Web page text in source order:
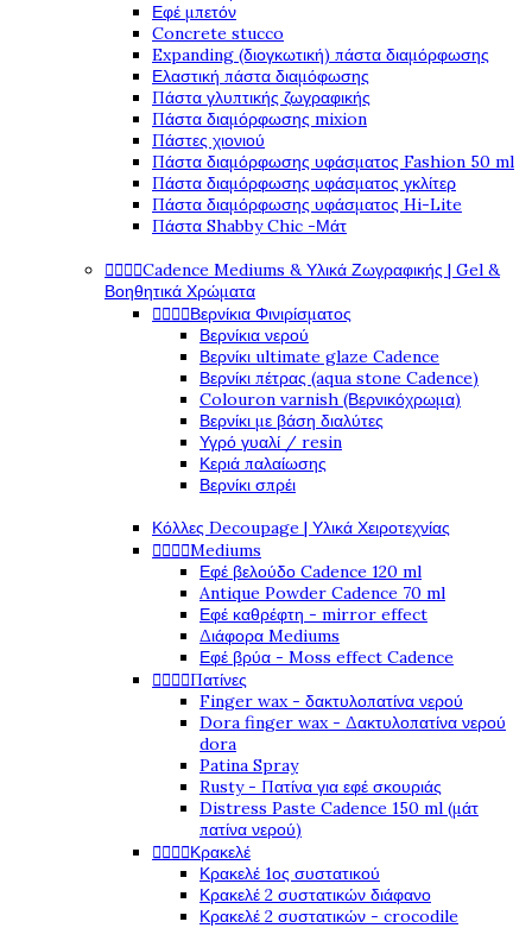
Εφέ μπετόν
Concrete stucco
Expanding (διογκωτική) πάστα διαμόρφωσης
Ελαστική πάστα διαμόφωσης
Πάστα γλυπτικής ζωγραφικής
Πάστα διαμόρφωσης mixion
Πάστες χιονιού
Πάστα διαμόρφωσης υφάσματος Fashion 50 ml
Πάστα διαμόρφωσης υφάσματος γκλίτερ
Πάστα διαμόρφωσης υφάσματος Hi-Lite
Πάστα Shabby Chic -Μάτ
Cadence Mediums & Υλικά Ζωγραφικής | Gel &
Βοηθητικά Χρώματα
Βερνίκια Φινιρίσματος
Βερνίκια νερού
Βερνίκι ultimate glaze Cadence
Βερνίκι πέτρας (aqua stone Cadence)
Colouron varnish (Βερνικόχρωμα)
Βερνίκι με βάση διαλύτες
Υγρό γυαλί / resin
Κεριά παλαίωσης
Βερνίκι σπρέι
Κόλλες Decoupage | Υλικά Χειροτεχνίας
Mediums
Εφέ βελούδο Cadence 120 ml
Antique Powder Cadence 70 ml
Εφέ καθρέφτη - mirror effect
Διάφορα Mediums
Εφέ βρύα - Moss effect Cadence
Πατίνες
Finger wax - δακτυλοπατίνα νερού
Dora finger wax - Δακτυλοπατίνα νερού
dora
Patina Spray
Rusty - Πατίνα για εφέ σκουριάς
Distress Paste Cadence 150 ml (μάτ
πατίνα νερού)
Κρακελέ
Κρακελέ 1ος συστατικού
Κρακελέ 2 συστατικών διάφανο
Κρακελέ 2 συστατικών - crocodile